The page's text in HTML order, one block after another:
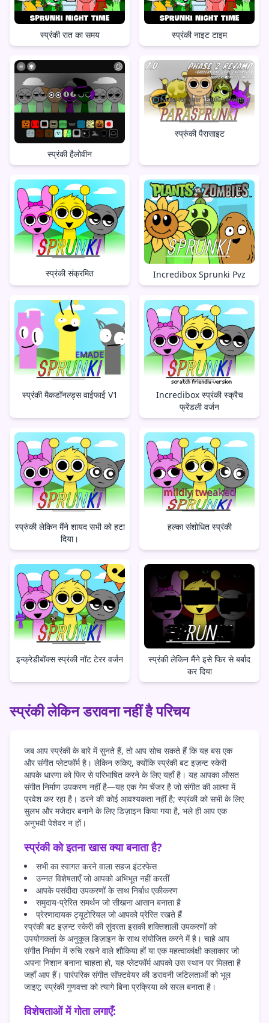
स्प्रंकी रात का समय स्प्रंकी नाइट टाइम
स्प्रंकी हैलोवीन
स्प्रुंकी पैरासाइट
स्प्रंकी संक्रमित Incredibox Sprunki Pvz
स्प्रंकी मैकडॉनल्ड्स वाईफाई V1
Incredibox स्प्रंकी स्क्रैच
फ्रेंडली वर्जन
स्प्रुंकी लेकिन मैंने शायद सभी को हटा
दिया।
हल्का संशोधित स्प्रंकी
इन्क्रेडीबॉक्स स्प्रंकी नॉट टेरर वर्जन
स्प्रंकी लेकिन मैंने इसे फिर से बर्बाद
कर दिया
स्प्रंकी लेकिन डरावना नहीं है परिचय
जब आप स्प्रंकी के बारे में सुनते हैं, तो आप सोच सकते हैं कि यह बस एक
और संगीत प्लेटफॉर्म है। लेकिन रुकिए, क्योंकि स्प्रंकी बट इज़न्ट स्केरी
आपके धारणा को फिर से परिभाषित करने के लिए यहाँ है। यह आपका औसत
संगीत निर्माण उपकरण नहीं है—यह एक गेम चेंजर है जो संगीत की आत्मा में
प्रवेश कर रहा है। डरने की कोई आवश्यकता नहीं है; स्प्रंकी को सभी के लिए
सुलभ और मजेदार बनाने के लिए डिज़ाइन किया गया है, भले ही आप एक
अनुभवी पेशेवर न हों।
स्प्रंकी को इतना खास क्या बनाता है?
सभी का स्वागत करने वाला सहज इंटरफेस
उन्नत विशेषताएँ जो आपको अभिभूत नहीं करतीं
आपके पसंदीदा उपकरणों के साथ निर्बाध एकीकरण
समुदाय-प्रेरित समर्थन जो सीखना आसान बनाता है
प्रेरणादायक ट्यूटोरियल जो आपको प्रेरित रखते हैं
स्प्रंकी बट इज़न्ट स्केरी की सुंदरता इसकी शक्तिशाली उपकरणों को
उपयोगकर्ता के अनुकूल डिज़ाइन के साथ संयोजित करने में है। चाहे आप
संगीत निर्माण में रुचि रखने वाले शौकिया हों या एक महत्वाकांक्षी कलाकार जो
अपना निशान बनाना चाहता हो, यह प्लेटफॉर्म आपको उस स्थान पर मिलता है
जहाँ आप हैं। पारंपरिक संगीत सॉफ़्टवेयर की डरावनी जटिलताओं को भूल
जाइए; स्प्रंकी गुणवत्ता को त्यागे बिना प्रक्रिया को सरल बनाता है।
विशेषताओं में गोता लगाएँ: